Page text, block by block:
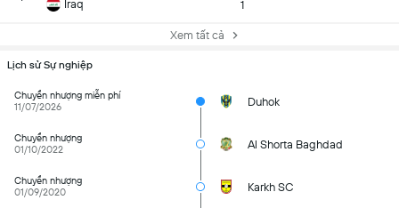
Iraq
1
Xem tất cả
Lịch sử Sự nghiệp
Chuyển nhượng miễn phí
11/07/2026
Duhok
Chuyển nhượng
01/10/2022
Al Shorta Baghdad
Chuyển nhượng
01/09/2020
Karkh SC